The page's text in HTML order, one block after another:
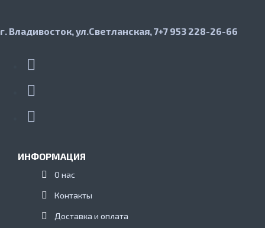
г. Владивосток, ул.Светланская, 7+7 953 228-26-66
ИНФОРМАЦИЯ
О нас
Контакты
Доставка и оплата